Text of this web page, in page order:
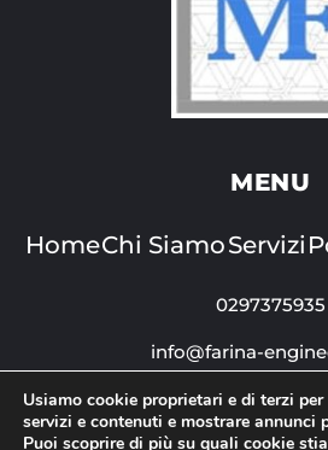
MENU
HomeChi SiamoServizi
0297375935
info@farina-
Corso di Porta
20122 Milano
Usiamo cookie proprietari e di terzi
servizi e contenuti e mostrare annunci
Puoi scoprire di più su quali cookie